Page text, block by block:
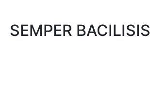
SEMPER BACILISIS